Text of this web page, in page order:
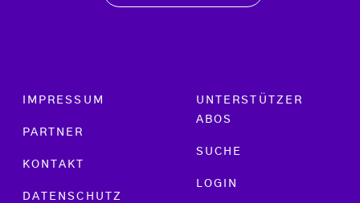
Footer menu
IMPRESSUM
PARTNER
KONTAKT
DATENSCHUTZ
UNTERSTÜTZER
ABOS
SUCHE
LOGIN